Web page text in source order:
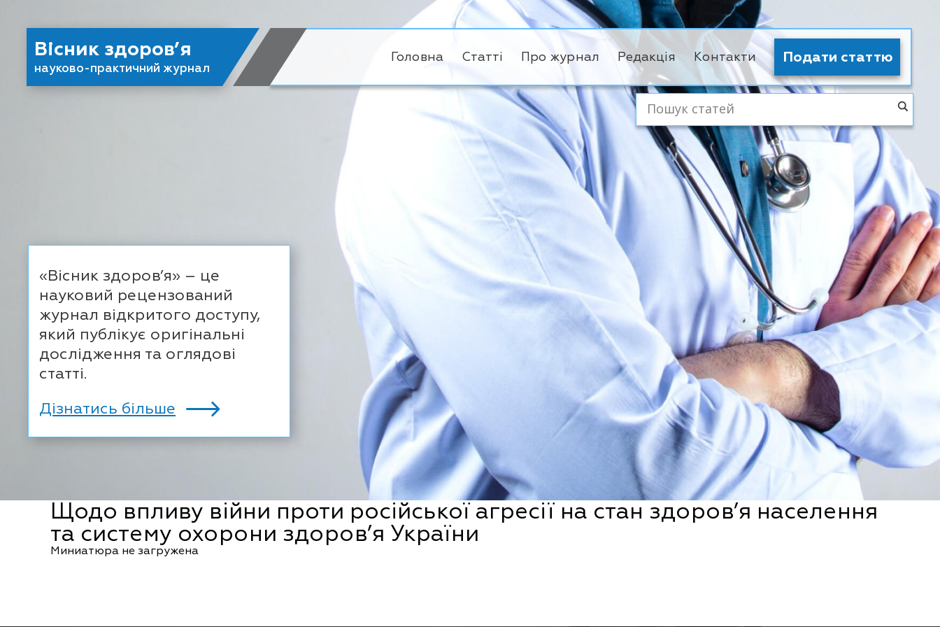
Вісник здоров’я
науково-практичний журнал
Головна Статті Про журнал Редакція Контакти Подати статтю
«Вісник здоров’я» – це
науковий рецензований
журнал відкритого доступу,
який публікує оригінальні
дослідження та оглядові
статті.
Дізнатись більше
Щодо впливу війни проти російської агресії на стан здоров’я населення
та систему охорони здоров’я України
Миниатюра не загружена